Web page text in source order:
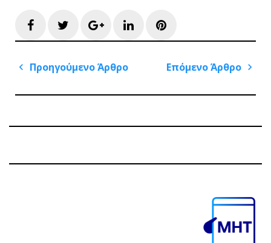
FacebookTwitterGoogle+LinkedInPinterest
Πλοήγηση
Προηγούμενο Άρθρο
Επόμενο Άρθρο